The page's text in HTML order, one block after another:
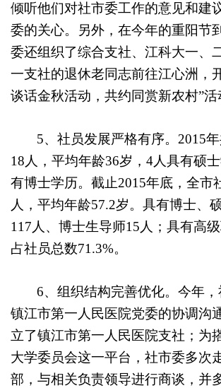
倾听他们对社市委工作的意见和建
委的关心。另外，在今年的重阳节
委还组织了综合支社、江科大一、
一支社的退休老同志前往江心洲，
谈话金秋活动，共约同赏新农村”活
5、社员发展严格有序。 2015
18 人，平均年龄36岁， 4人具有硕
有博士学历。截止2015年底，全市
人，平均年龄57.2岁。具有博士、
117 人、博士生导师15 人；具有高
占社员总数71.3%。
6、组织结构完善优化。今年
镇江市第一人民医院党委的协调沟
立了镇江市第一人民医院支社；为
大学委员会这一平台，社市委多次
部，与相关负责领导进行商谈，并